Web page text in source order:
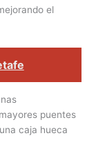
el
puentes
caja hueca